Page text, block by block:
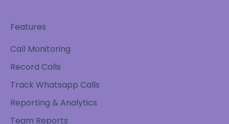
Features
Call Monitoring
Record Calls
Track Whatsapp Calls
Reporting & Analytics
Team Reports